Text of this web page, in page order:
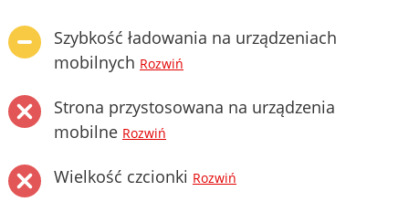
Szybkość ładowania na urządzeniach
mobilnych Rozwiń
Strona przystosowana na urządzenia
mobilne Rozwiń
Wielkość czcionki Rozwiń